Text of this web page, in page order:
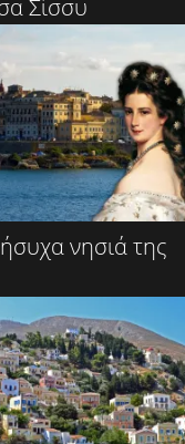
Σίσσυ
νησιά της